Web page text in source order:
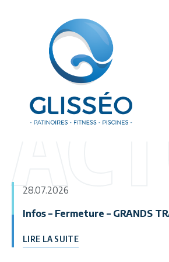
Complexe
sportif
28.07.2026
Infos – Fermeture – GRANDS
LIRE LA SUITE